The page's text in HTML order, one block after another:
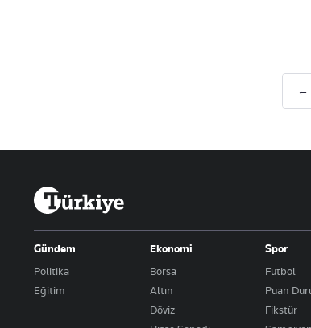
←
Gündem
Politika
Eğitim
Ekonomi
Borsa
Altın
Döviz
Spor
Futbol
Puan
Fikstür